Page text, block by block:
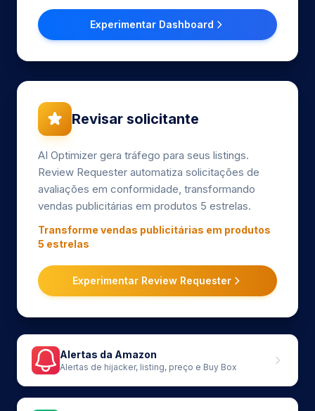
Experimentar Dashboard
Revisar solicitante
AI Optimizer gera tráfego para seus listings.
Review Requester automatiza solicitações de
avaliações em conformidade, transformando
vendas publicitárias em produtos 5 estrelas.
Transforme vendas publicitárias em produtos
5 estrelas
Experimentar Review Requester
Alertas da Amazon
Alertas de hijacker, listing, preço e Buy Box